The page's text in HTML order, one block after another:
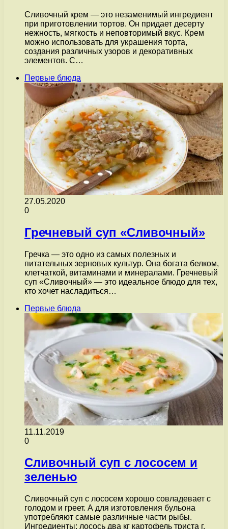
Сливочный крем — это незаменимый ингредиент
при приготовлении тортов. Он придает десерту
нежность, мягкость и неповторимый вкус. Крем
можно использовать для украшения торта,
создания различных узоров и декоративных
элементов. С…
Первые блюда
27.05.2020
0
Гречневый суп «Сливочный»
Гречка — это одно из самых полезных и
питательных зерновых культур. Она богата белком,
клетчаткой, витаминами и минералами. Гречневый
суп «Сливочный» — это идеальное блюдо для тех,
кто хочет насладиться…
Первые блюда
11.11.2019
0
Сливочный суп с лососем и
зеленью
Сливочный суп с лососем хорошо совладевает с
голодом и греет. А для изготовления бульона
употребляют самые различные части рыбы.
Ингредиенты: лосось два кг картофель триста г.